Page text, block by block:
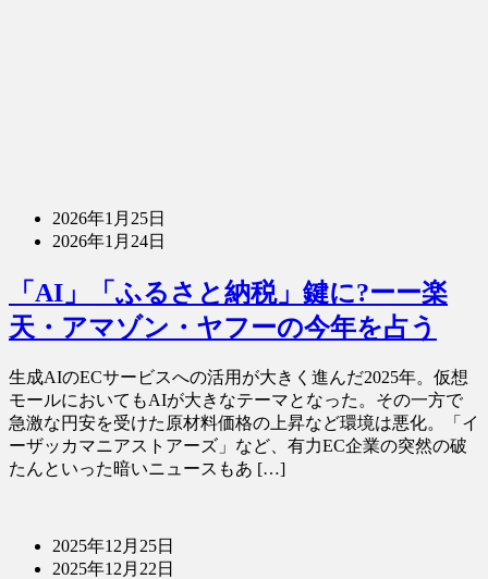
2026年1月25日
2026年1月24日
「AI」「ふるさと納税」鍵に?ーー楽
天・アマゾン・ヤフーの今年を占う
生成AIのECサービスへの活用が大きく進んだ2025年。仮想
モールにおいてもAIが大きなテーマとなった。その一方で
急激な円安を受けた原材料価格の上昇など環境は悪化。「イ
ーザッカマニアストアーズ」など、有力EC企業の突然の破
たんといった暗いニュースもあ […]
2025年12月25日
2025年12月22日